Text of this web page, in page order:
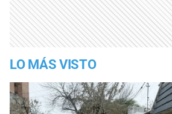
LO MÁS VISTO